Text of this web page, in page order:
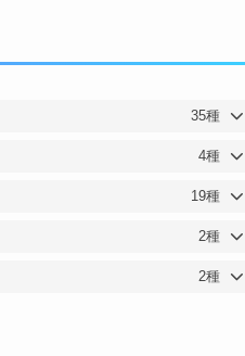
35種
4種
19種
2種
2種